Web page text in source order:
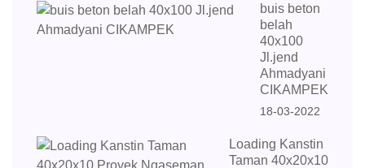
buis beton
belah
40x100
Jl.jend
Ahmadyani
CIKAMPEK
18-03-2022
Loading Kanstin
Taman 40x20x10